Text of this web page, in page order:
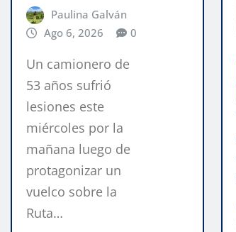
Paulina Galván
Ago 6, 2026
0
Un camionero de
53 años sufrió
lesiones este
miércoles por la
mañana luego de
protagonizar un
vuelco sobre la
Ruta…